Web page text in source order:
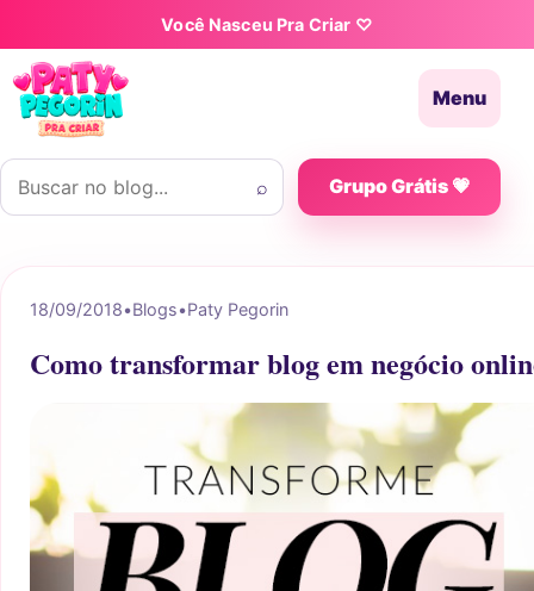
Pular para o conteúdoVocê Nasceu Pra Criar ♡
Menu
Buscar por:
⌕ Grupo Grátis 💗
18/09/2018•Blogs•Paty Pegorin
Como transformar blog em negócio